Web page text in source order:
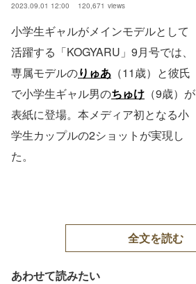
2023.09.01 12:00 120,671 views
小学生ギャルがメインモデルとして
活躍する「KOGYARU」9月号では、
専属モデルのりゅあ （11歳）と彼氏
で小学生ギャル男のちゅけ （9歳）が
表紙に登場。本メディア初となる小
学生カップルの2ショットが実現し
た。
全文を読む
あわせて読みたい